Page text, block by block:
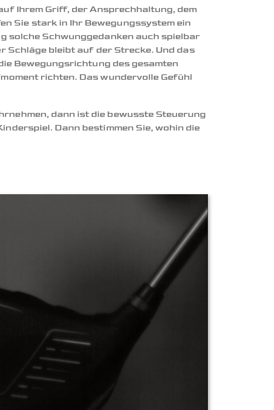
Ihrem Griff, der Ansprechhaltung, dem
Sie stark in Ihr Bewegungssystem ein
solche Schwunggedanken auch spielbar
Schläge bleibt auf der Strecke. Und das
Bewegungsrichtung des gesamten
richten. Das wundervolle Gefühl
dann ist die bewusste Steuerung
Dann bestimmen Sie, wohin die